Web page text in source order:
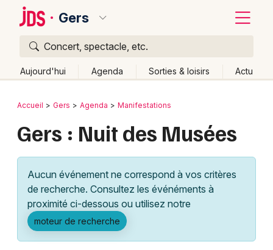
Gers
Concert, spectacle, etc.
Aujourd'hui Agenda Sorties & loisirs Actu
Publier un événement
Grands événements
Activité & Expérience
Manifestations
Bordeaux
Lille
Lyon
Marseille
Retour
Accueil Gers Agenda Manifestations
Gers : Nuit des Musées
Aucun événement ne correspond à vos critères
de recherche. Consultez les événéments à
proximité ci-dessous ou utilisez notre
moteur de recherche
Quoi ?
Où ?
Changer de lieu
Quand ?
Effacer les dates
Aujourd'hui
Demain Ce week-end Autre